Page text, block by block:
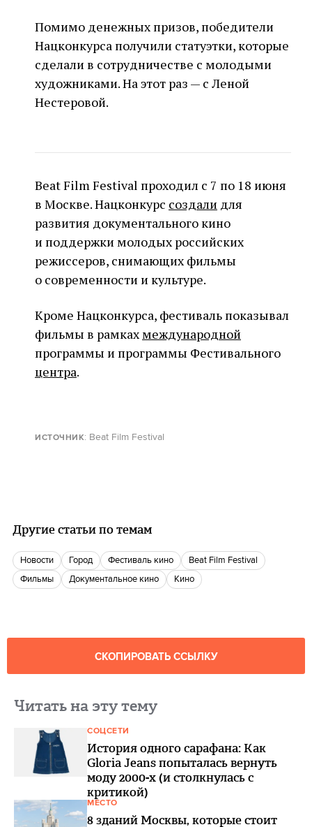
Помимо денежных призов, победители
Нацконкурса получили статуэтки, которые
сделали в сотрудничестве с молодыми
художниками. На этот раз — с Леной
Нестеровой.
Beat Film Festival проходил с 7 по 18 июня
в Москве. Нацконкурс создали для
развития документального кино
и поддержки молодых российских
режиссеров, снимающих фильмы
о современности и культуре.
Кроме Нацконкурса, фестиваль показывал
фильмы в рамкахмеждународной
программы и программы Фестивального
центра.
ИСТОЧНИК: Beat Film Festival
Другие статьи по темам
новости город фестиваль кино
Beat Film Festival
фильмы
Документальное кино кино
СКОПИРОВАТЬ ССЫЛКУ
Читать на эту тему
СОЦСЕТИ
История одного сарафана: Как
Gloria Jeans попыталась вернуть
моду 2000-х (и столкнулась с
критикой)
МЕСТО
8 зданий Москвы, которые стоит